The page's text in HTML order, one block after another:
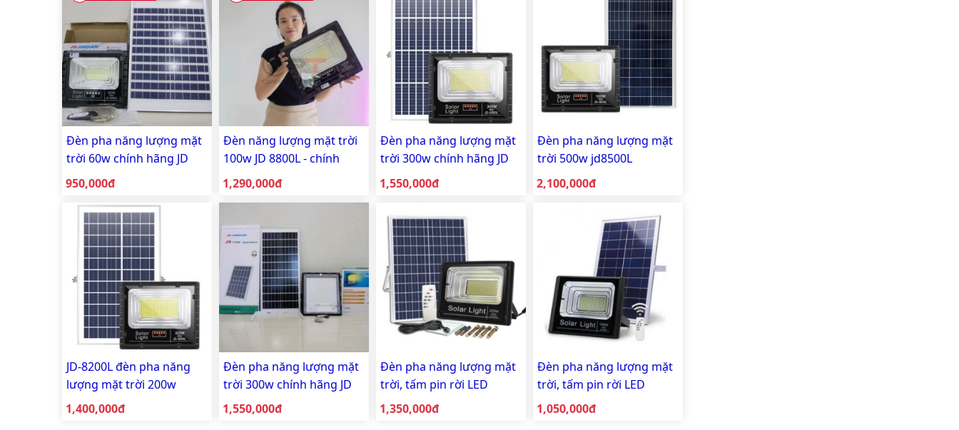
Đèn pha năng lượng mặt
trời 60w chính hãng JD
JINDIAN JD 8860L
Giá bán:
950,000đ
Đèn năng lượng mặt trời
100w JD 8800L - chính
hãng - bảo hành 2 năm
Giá bán:
1,290,000đ
Đèn pha năng lượng mặt
trời 300w chính hãng JD
JINDIAN JD 8300L
Giá bán:
1,550,000đ
Đèn pha năng lượng mặt
trời 500w jd8500L
Giá bán:
2,100,000đ
JD-8200L đèn pha năng
lượng mặt trời 200w
chính hãng JINDIAN
Giá bán:
1,400,000đ
Đèn pha năng lượng mặt
trời 300w chính hãng JD
JINDIAN JD 7300
Giá bán:
1,550,000đ
Đèn pha năng lượng mặt
trời, tấm pin rời LED
SOLAR 200w
Giá bán:
1,350,000đ
Đèn pha năng lượng mặt
trời, tấm pin rời LED
SOLAR 100w
Giá bán:
1,050,000đ